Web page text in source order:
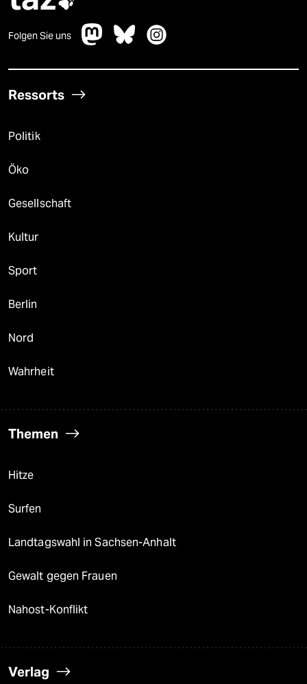
Folgen Sie uns
Ressorts
Politik
Öko
Gesellschaft
Kultur
Sport
Berlin
Nord
Wahrheit
Themen
Hitze
Surfen
Landtagswahl in Sachsen-Anhalt
Gewalt gegen Frauen
Nahost-Konflikt
Verlag